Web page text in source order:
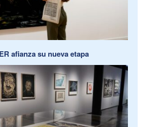
afianza su nueva etapa